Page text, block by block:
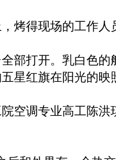
得现场的工作人
打开。乳白色的
星红旗在阳光的映
调专业高工陈洪